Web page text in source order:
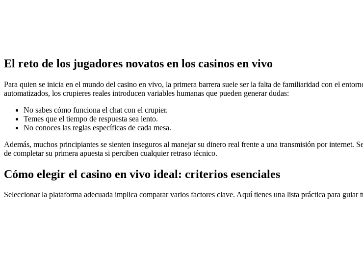
El reto de los jugadores novatos en los casinos en vivo
Para quien se inicia en el mundo del casino en vivo, la primera barrera suele ser la falta de familiaridad con el
automatizados, los crupieres reales introducen variables humanas que pueden generar dudas:
No sabes cómo funciona el chat con el crupier.
Temes que el tiempo de respuesta sea lento.
No conoces las reglas específicas de cada mesa.
Además, muchos principiantes se sienten inseguros al manejar su dinero real frente a una transmisión por internet.
de completar su primera apuesta si perciben cualquier retraso técnico.
Cómo elegir el casino en vivo ideal: criterios esenciales
Seleccionar la plataforma adecuada implica comparar varios factores clave. Aquí tienes una lista práctica para guiar